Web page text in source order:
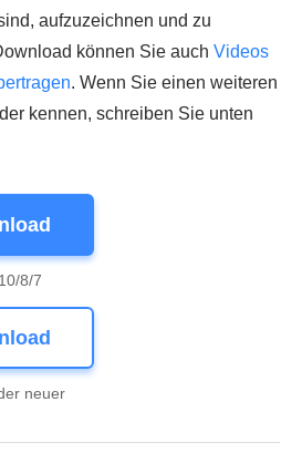
aufzuzeichnen und zu
können Sie auch Videos
. Wenn Sie einen weiteren
kennen, schreiben Sie unten
8/7
neuer